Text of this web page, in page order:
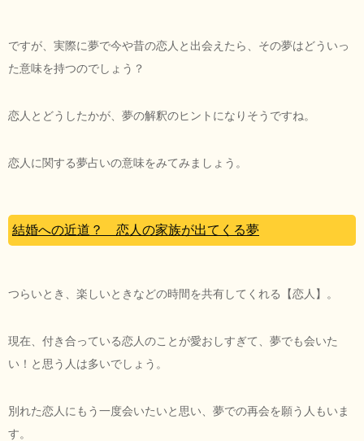
ですが、実際に夢で今や昔の恋人と出会えたら、その夢はどういっ
た意味を持つのでしょう？
恋人とどうしたかが、夢の解釈のヒントになりそうですね。
恋人に関する夢占いの意味をみてみましょう。
結婚への近道？ 恋人の家族が出てくる夢
つらいとき、楽しいときなどの時間を共有してくれる【恋人】。
現在、付き合っている恋人のことが愛おしすぎて、夢でも会いた
い！と思う人は多いでしょう。
別れた恋人にもう一度会いたいと思い、夢での再会を願う人もいま
す。